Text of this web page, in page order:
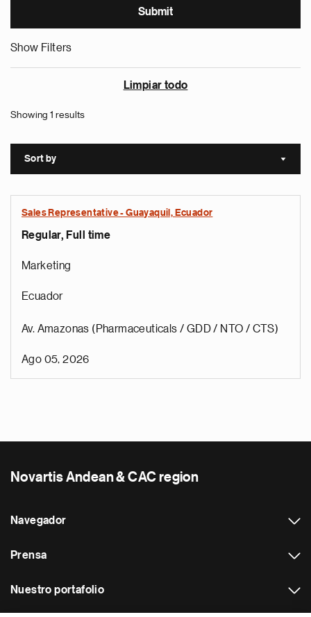
Show Filters
Limpiar todo
Showing 1 results
Sort by Sort
Sales Representative - Guayaquil, Ecuador
Regular, Full time
Marketing
Ecuador
Av. Amazonas (Pharmaceuticals / GDD / NTO / CTS)
Ago 05, 2026
Novartis Andean & CAC region
Navegador
Prensa
Nuestro portafolio